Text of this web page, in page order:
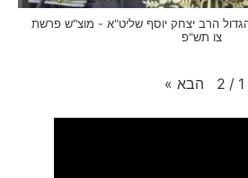
הגדול הרב יצחק יוסף שליט"א - מוצ"ש פרשת
צו תש"פ
1
/
2 הבא »